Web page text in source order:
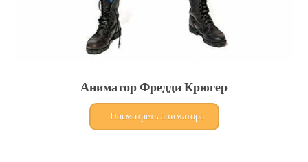
Аниматор Фредди Крюгер
Посмотреть аниматора